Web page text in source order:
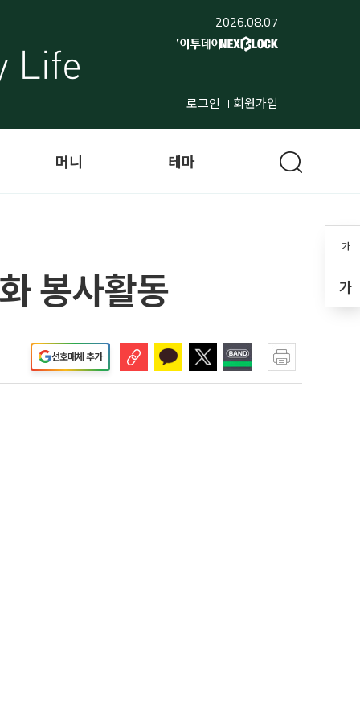
2026.08.07
로그인 회원가입
가
가
머니 테마
봉사활동
선호매체 추가